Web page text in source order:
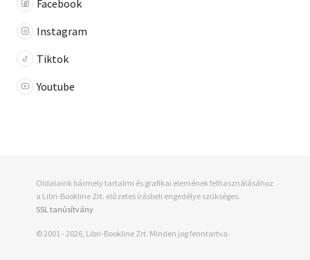
Facebook
Instagram
Tiktok
Youtube
Oldalaink bármely tartalmi és grafikai elemének felhasználásához
a Libri-Bookline Zrt. előzetes írásbeli engedélye szükséges.
SSL tanúsítvány
© 2001 - 2026, Libri-Bookline Zrt. Minden jog fenntartva.